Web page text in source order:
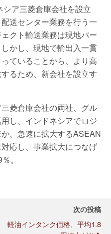
ア三菱倉庫会社を設立
送センター業務を行う一
クト輸送業務は現地パー
かし、現地で輸出入一貫
ていることから、より高
るため、新会社を設立す
菱倉庫会社の両社、グル
し、インドネシアでロジ
、急速に拡大するASEAN
応し、事業拡大につなげ
。
次の投稿
軽油インタンク価格、平均1.8